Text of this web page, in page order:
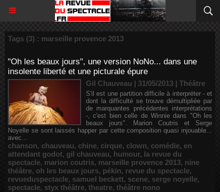
Tags (3) : marseille provence 2013
"Oh les beaux jours", une version NoNo... dans une
insolente liberté et une picturale épure
Gil Chauveau | 31/05/2013 | Théâtre
S'il est une partition difficile à interpréter - et
dont la difficulté se trouve démultipliée par
de marquantes précédentes interprétations
-, c'est bien celle de Winnie dans "Oh les
beaux jours". Marion Coutris et Serge
Noyelle se sont laissés happer par cette composition quasi injouable...
avec...
chanson, chauveau, chine, cirque, clown, comédie, en
attendant godot, gil chauveau, humour, la revue du
spectacle, marion coutris, marseille provence 2013, nine
théâtre, oh les beaux jours, pékin, revue du spectacle,
revueduspectacle, samuel beckett, scene, serge noyelle,
spectacle, styx théâtre, theatre, théâtre nono